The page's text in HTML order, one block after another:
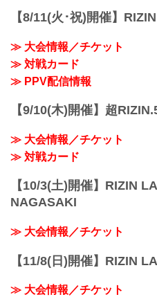
RIZIN
します
ぴあア
【8/11(火･祝)開催】
≫ 大会情報／チケット
≫ 対戦カード
≫ PPV配信情報
【9/10(木)開催】超
≫ 大会情報／チケット
≫ 対戦カード
【10/3(土)開催】RIZIN
NAGASAKI
≫ 大会情報／チケット
【11/8(日)開催】RIZIN
≫ 大会情報／チケット